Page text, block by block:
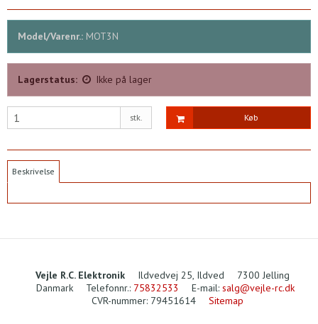
Model/Varenr.: MOT3N
Lagerstatus: Ikke på lager
stk. Køb
Beskrivelse
Vejle R.C. Elektronik Ildvedvej 25, Ildved
7300 Jelling
Danmark
Telefonnr.: 75832533 E-mail: salg@vejle-rc.dk
CVR-nummer: 79451614 Sitemap